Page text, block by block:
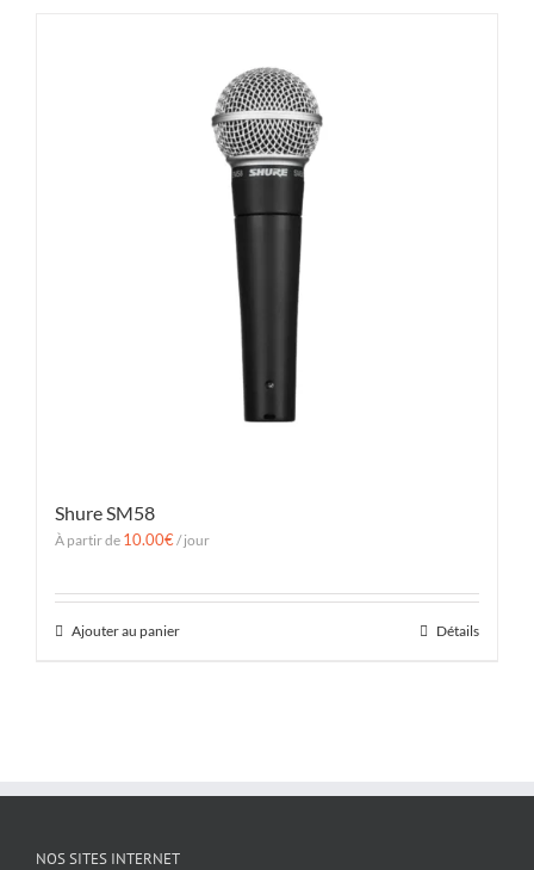
Shure SM58
À partir de 10.00€/ jour
Ajouter au panier Détails
NOS SITES INTERNET